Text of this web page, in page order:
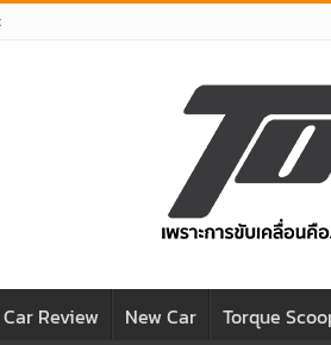
Car Review New Car Torque